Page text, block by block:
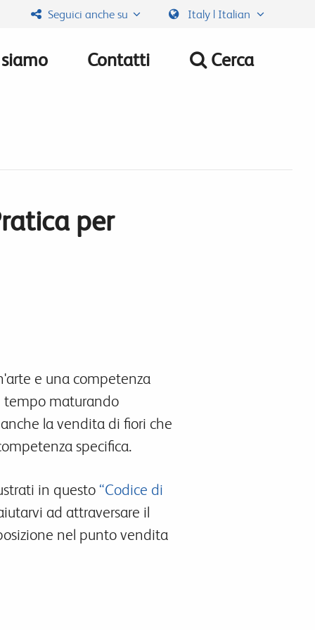
Seguici anche su Italy | Italian
Contatti Cerca
per
e una competenza
tempo maturando
la vendita di fiori che
specifica.
in questo “Codice di
ad attraversare il
nel punto vendita